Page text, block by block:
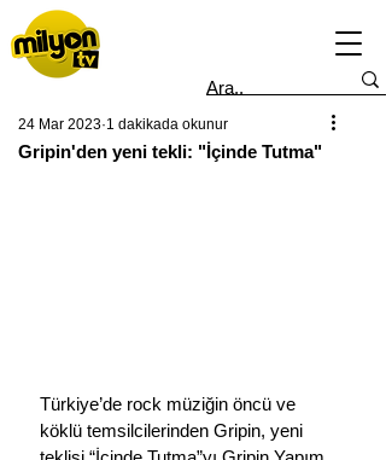
Gripin'den yeni tekli: "İçinde Tutma"
24 Mar 2023 1 dakikada okunur
Türkiye’de rock müziğin öncü ve
köklü temsilcilerinden Gripin, yeni